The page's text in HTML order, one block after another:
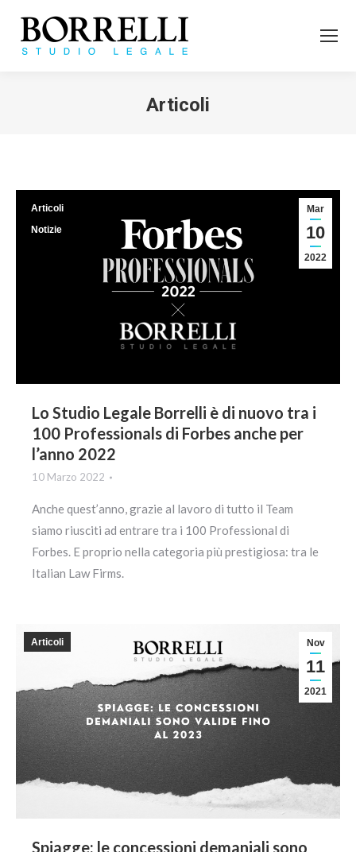
Articoli
Mar
10
2022
Articoli
Notizie
Lo Studio Legale Borrelli è di nuovo tra i
100 Professionals di Forbes anche per
l’anno 2022
10 Marzo 2022
Anche quest’anno, grazie al lavoro di tutto il Team
siamo riusciti ad entrare tra i 100 Professional di
Forbes. E proprio nella categoria più prestigiosa: tra le
Italian Law Firms.
Nov
11
2021
Articoli
Spiagge: le concessioni demaniali sono